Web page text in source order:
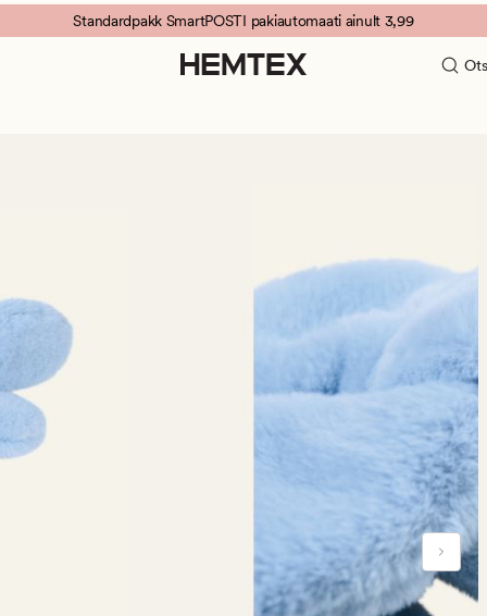
Standardpakk SmartPOSTI pakiautomaati ainult 3,99